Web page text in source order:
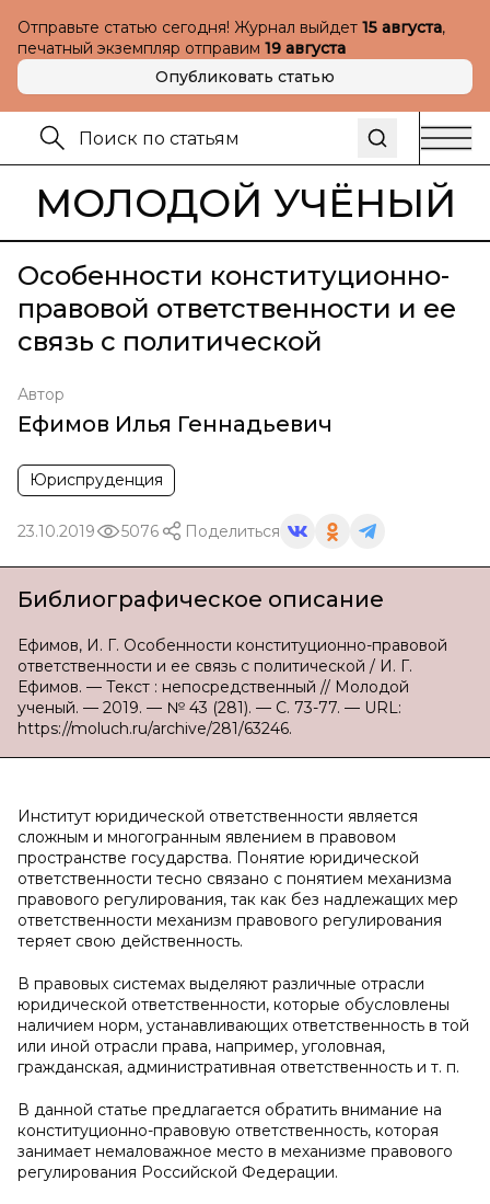
Отправьте статью сегодня! Журнал выйдет 15 августа,
печатный экземпляр отправим 19 августа
Опубликовать статью
МОЛОДОЙ УЧЁНЫЙ
Особенности конституционно-
правовой ответственности и ее
связь с политической
Автор
Ефимов Илья Геннадьевич
Юриспруденция
23.10.2019 5076 Поделиться
Библиографическое описание
Ефимов, И. Г. Особенности конституционно-правовой
ответственности и ее связь с политической / И. Г.
Ефимов. — Текст : непосредственный // Молодой
ученый. — 2019. — № 43 (281). — С. 73-77. — URL:
https://moluch.ru/archive/281/63246.
Институт юридической ответственности является
сложным и многогранным явлением в правовом
пространстве государства. Понятие юридической
ответственности тесно связано с понятием механизма
правового регулирования, так как без надлежащих мер
ответственности механизм правового регулирования
теряет свою действенность.
В правовых системах выделяют различные отрасли
юридической ответственности, которые обусловлены
наличием норм, устанавливающих ответственность в той
или иной отрасли права, например, уголовная,
гражданская, административная ответственность и т. п.
В данной статье предлагается обратить внимание на
конституционно-правовую ответственность, которая
занимает немаловажное место в механизме правового
регулирования Российской Федерации.